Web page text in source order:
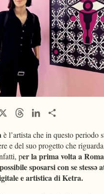
ThreadsLinkedIn
è l’artista che in questo periodo
e del suo progetto che
per la prima volta a
sposarsi con se stessə
e artistica di Ketra.